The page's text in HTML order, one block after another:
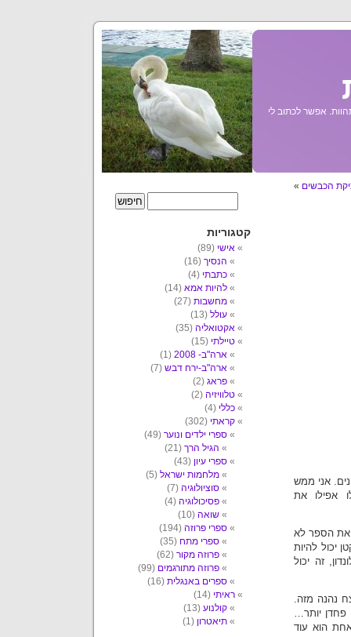
אפשר לכתוב לי
הכבשים »
אני ממש
אפילו את
את הספר לא
יכול להיות
זה יכול
נהנה מזה.
פחדן יותר…
הוא עוד
קטגוריות
אישי (89)
הנסיך (16)
כתבתי (4)
להיות אמא (14)
מחשבות (27)
עולל (13)
אקטואליה (35)
טיילתי (15)
ארה"ב- 2008
(1)
ארה"ב-ירח דבש (7)
פראג (2)
טלוויזיה (2)
כללי (4)
קראתי (302)
ספרי ילדים ונוער (49)
הגיל הרך (21)
ספרי עיון (43)
מלחמות ישראל (5)
סוציולוגיה (7)
פסיכולוגיה (4)
שואה (10)
ספרי פרוזה (194)
ספרי מתח (35)
פרוזה מקור (62)
פרוזה מתורגמים (99)
ספרים באנגלית (16)
ראיתי (14)
קולנוע (13)
תיאטרון (1)